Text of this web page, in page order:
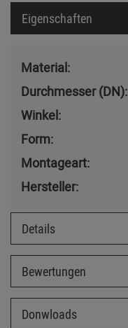
Eigenschaften
Material:
Durchmesser (DN):
Winkel:
Form:
Montageart:
Hersteller:
Details
Bewertungen
Donwloads